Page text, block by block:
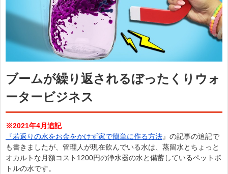
ブームが繰り返されるぼったくりウォ
ータービジネス
※2021年4月追記
『若返りの水をお金をかけず家で簡単に作る方法』の記事の追記で
も書きましたが、管理人が現在飲んでいる水は、蒸留水とちょっと
オカルトな月額コスト1200円の浄水器の水と備蓄しているペットボ
トルの水です。